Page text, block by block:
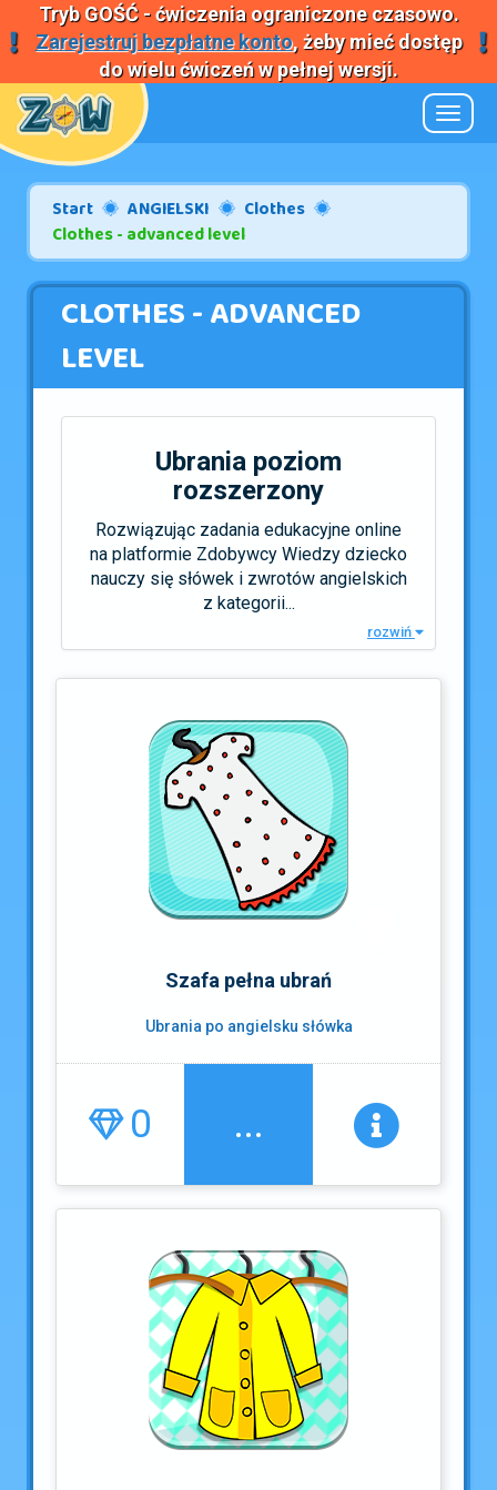
TrybGOŚĆ- ćwiczenia ograniczone czasowo.
Zarejestruj bezpłatne konto, żeby mieć dostęp
do wielu ćwiczeń w pełnej wersji.
Start ANGIELSKI
Clothes
Clothes - advanced level
CLOTHES - ADVANCED
LEVEL
Ubrania poziom
rozszerzony
Rozwiązując zadania edukacyjne online
na platformie Zdobywcy Wiedzy dziecko
nauczy się słówek i zwrotów angielskich
z kategorii...
rozwiń
Szafa pełna ubrań
Ubrania po angielsku słówka
0 ...